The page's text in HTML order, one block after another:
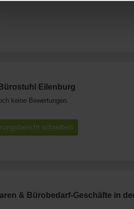
Eilenburg
keine Bewertungen.
schreiben
& Bürobedarf-Geschäfte in